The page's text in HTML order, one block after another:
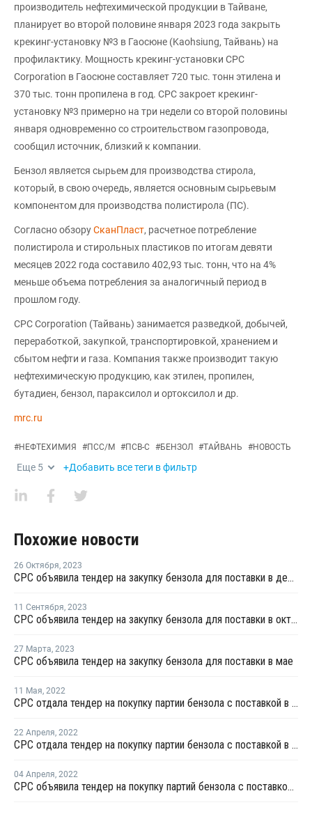
производитель нефтехимической продукции в Тайване,
планирует во второй половине января 2023 года закрыть
крекинг-установку №3 в Гаосюне (Kaohsiung, Тайвань) на
профилактику. Мощность крекинг-установки CPC
Corporation в Гаосюне составляет 720 тыс. тонн этилена и
370 тыс. тонн пропилена в год. CPC закроет крекинг-
установку №3 примерно на три недели со второй половины
января одновременно со строительством газопровода,
сообщил источник, близкий к компании.
Бензол является сырьем для производства стирола,
который, в свою очередь, является основным сырьевым
компонентом для производства полистирола (ПС).
Согласно обзоруСканПласт, расчетное потребление
полистирола и стирольных пластиков по итогам девяти
месяцев 2022 года составило 402,93 тыс. тонн, что на 4%
меньше объема потребления за аналогичный период в
прошлом году.
CPC Corporation (Тайвань) занимается разведкой, добычей,
переработкой, закупкой, транспортировкой, хранением и
сбытом нефти и газа. Компания также производит такую
нефтехимическую продукцию, как этилен, пропилен,
бутадиен, бензол, параксилол и ортоксилол и др.
mrc.ru
#НЕФТЕХИМИЯ #ПСС/М #ПСВ-С #БЕНЗОЛ #ТАЙВАНЬ #НОВОСТЬ
Еще 5 +Добавить все теги в фильтр
Похожие новости
26 Октября, 2023
CPC объявила тендер на закупку бензола для поставки в декабре
11 Сентября, 2023
CPC объявила тендер на закупку бензола для поставки в октябре
27 Марта, 2023
CPC объявила тендер на закупку бензола для поставки в мае
11 Мая, 2022
CPC отдала тендер на покупку партии бензола с поставкой в июне
22 Апреля, 2022
CPC отдала тендер на покупку партии бензола с поставкой в мае
04 Апреля, 2022
CPC объявила тендер на покупку партий бензола с поставкой в мае